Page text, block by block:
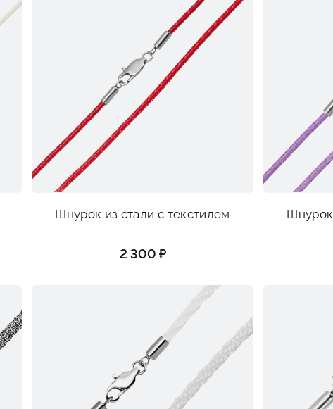
Шнурок из стали с текстилем
2 300 ₽
Шнурок